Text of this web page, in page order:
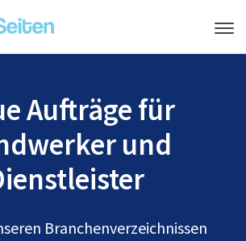
Aufträge für
und
Branchenverzeichnissen